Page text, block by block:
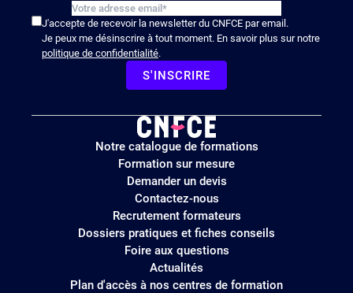
J'accepte de recevoir la newsletter du CNFCE par email.
Je peux me désinscrire à tout moment. En savoir plus sur notre
politique de confidentialité.
S'INSCRIRE
Logo
site
Notre catalogue de formations
Formation sur mesure
Demander un devis
Contactez-nous
Recrutement formateurs
Dossiers pratiques et fiches conseils
Foire aux questions
Actualités
Plan d'accès à nos centres de formation